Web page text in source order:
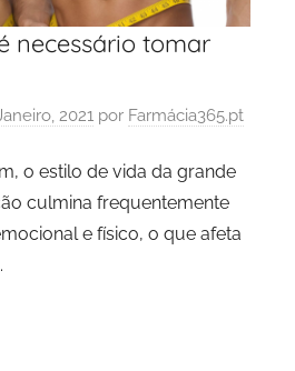
necessário tomar
2021 por Farmácia365.pt
o estilo de vida da grande
culmina frequentemente
e físico, o que afeta